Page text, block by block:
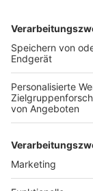
Der
SERVICE
SHOP